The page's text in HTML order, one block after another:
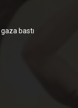
bastı